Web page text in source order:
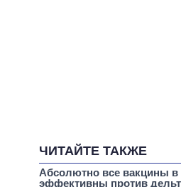
ЧИТАЙТЕ ТАКЖЕ
Абсолютно все вакцины в
эффективны против